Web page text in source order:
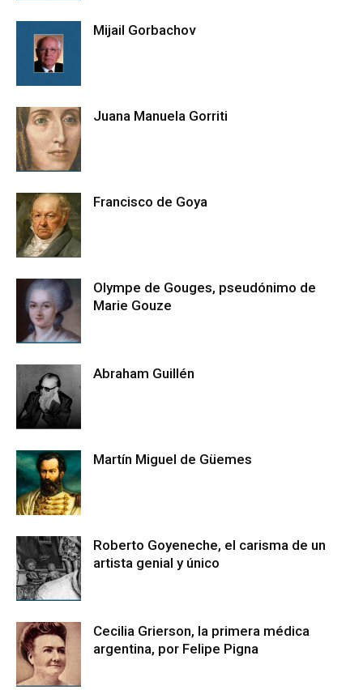
Mijail Gorbachov
Juana Manuela Gorriti
Francisco de Goya
Olympe de Gouges, pseudónimo de
Marie Gouze
Abraham Guillén
Martín Miguel de Güemes
Roberto Goyeneche, el carisma de un
artista genial y único
Cecilia Grierson, la primera médica
argentina, por Felipe Pigna